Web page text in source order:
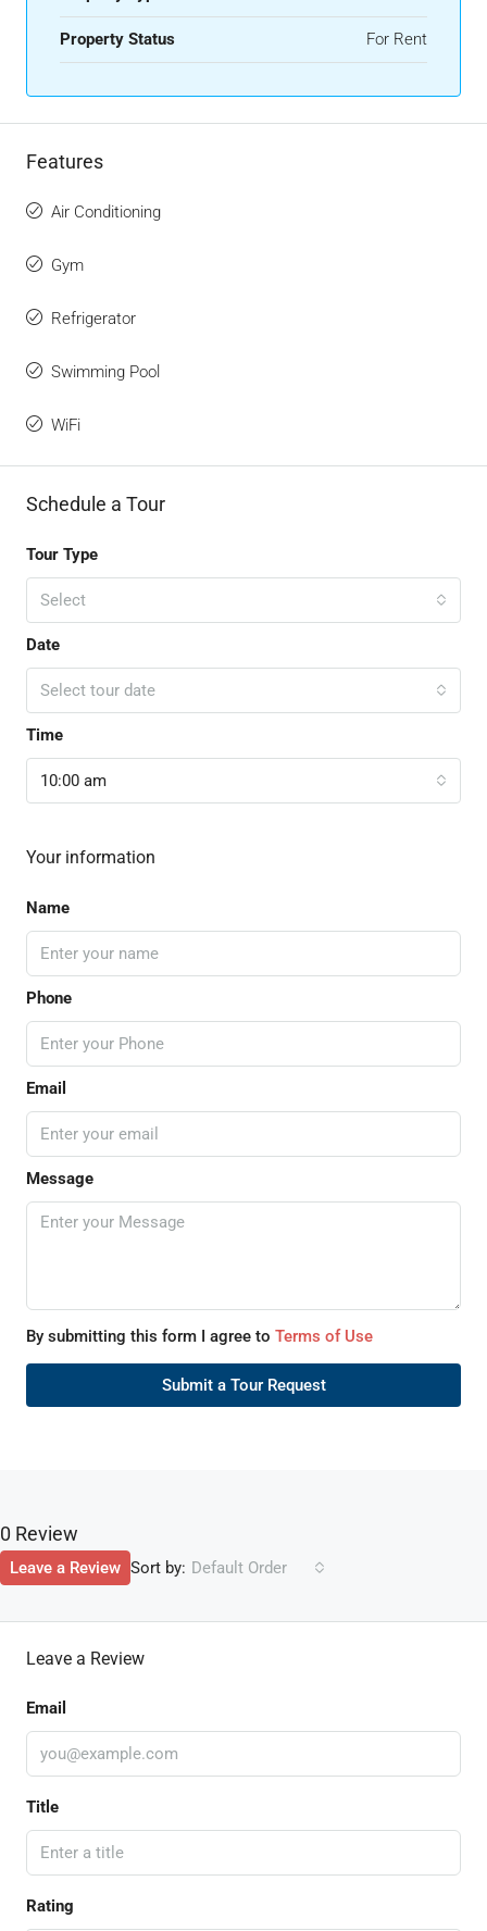
Property Status For Rent
Features
Air Conditioning
Gym
Refrigerator
Swimming Pool
WiFi
Schedule a Tour
Tour Type
Select
Date
Select tour date
Time
10:00 am
Your information
Name
Phone
Email
Message
By submitting this form I agree to Terms of Use
Submit a Tour Request
0 Review
Sort by: Default Order
Leave a Review
Leave a Review
Email
Title
Rating